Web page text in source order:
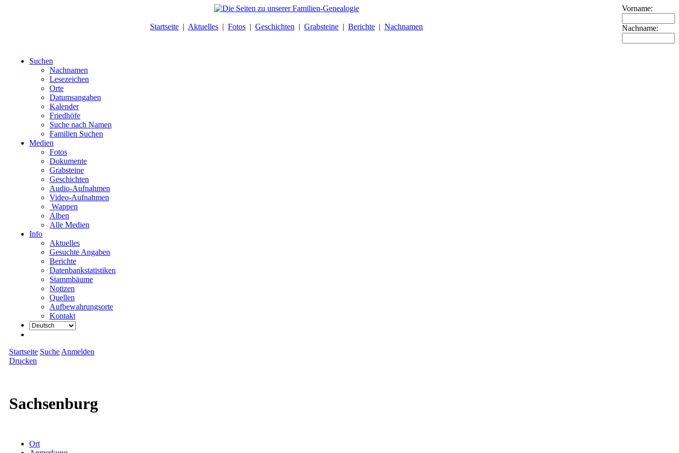
Startseite | Aktuelles | Fotos | Geschichten | Grabsteine | Berichte | Nachnamen
Vorname:
Nachname:
Suchen
Nachnamen
Lesezeichen
Orte
Datumsangaben
Kalender
Friedhöfe
Suche nach Namen
Familien Suchen
Medien
Fotos
Dokumente
Grabsteine
Geschichten
Audio-Aufnahmen
Video-Aufnahmen
Wappen
Alben
Alle Medien
Info
Aktuelles
Gesuchte Angaben
Berichte
Datenbankstatistiken
Stammbäume
Notizen
Quellen
Aufbewahrungsorte
Kontakt
Startseite Suche Anmelden
Drucken
Sachsenburg
Ort